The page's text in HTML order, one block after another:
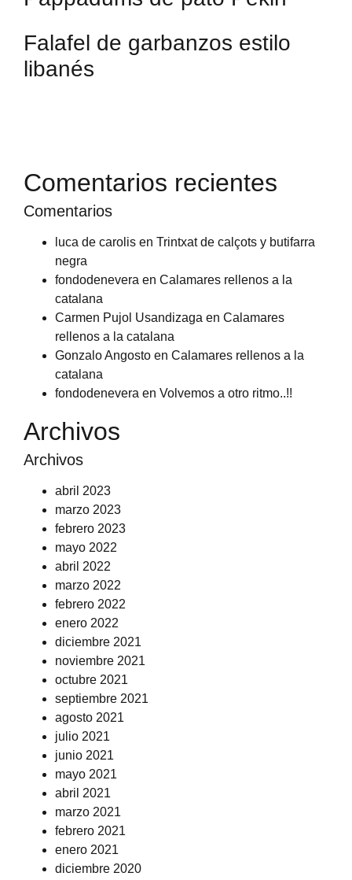
Falafel de garbanzos estilo
libanés
Comentarios recientes
Comentarios
luca de carolis en Trintxat de calçots y butifarra
negra
fondodenevera en Calamares rellenos a la
catalana
Carmen Pujol Usandizaga en Calamares
rellenos a la catalana
Gonzalo Angosto en Calamares rellenos a la
catalana
fondodenevera en Volvemos a otro ritmo..!!
Archivos
Archivos
abril 2023
marzo 2023
febrero 2023
mayo 2022
abril 2022
marzo 2022
febrero 2022
enero 2022
diciembre 2021
noviembre 2021
octubre 2021
septiembre 2021
agosto 2021
julio 2021
junio 2021
mayo 2021
abril 2021
marzo 2021
febrero 2021
enero 2021
diciembre 2020